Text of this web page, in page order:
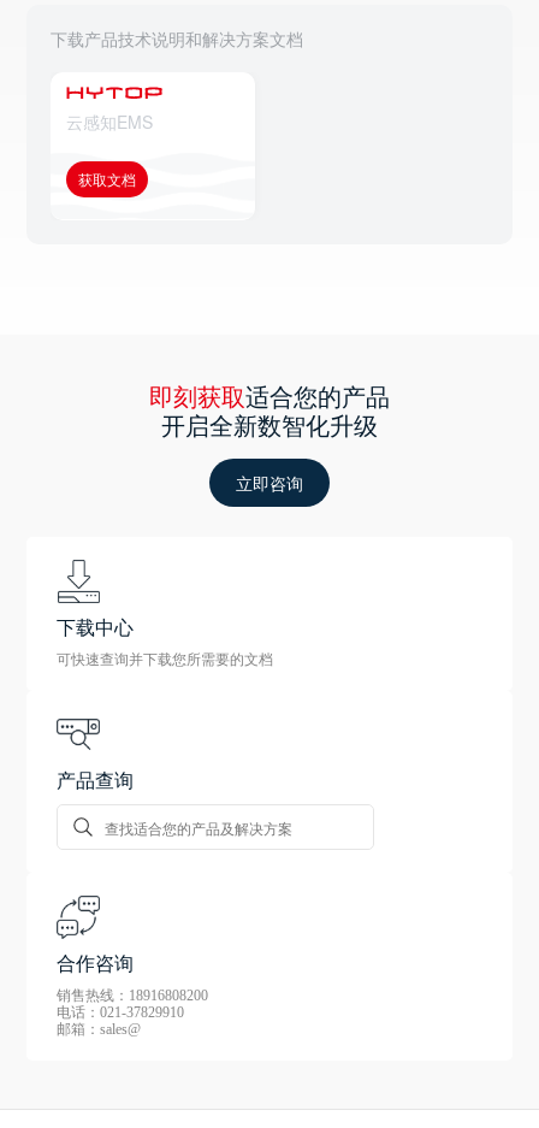
下载产品技术说明和解决方案文档
云感知EMS
获取文档
即刻获取适合您的产品
开启全新数智化升级
立即咨询
下载中心
可快速查询并下载您所需要的文档
产品查询
合作咨询
销售热线：18916808200
电话：021-37829910
邮箱：sales@